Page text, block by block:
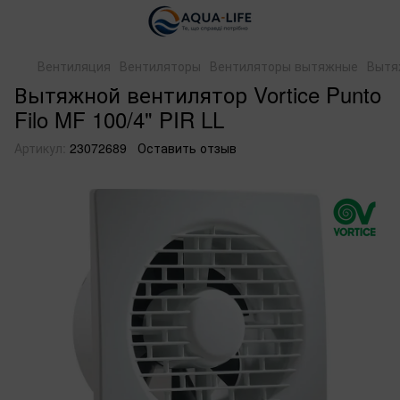
Вентиляция Вентиляторы Вентиляторы вытяжные
Вытяжной вентилятор Vortice Punto
Filo MF 100/4" PIR LL
Артикул: 23072689 Оставить отзыв